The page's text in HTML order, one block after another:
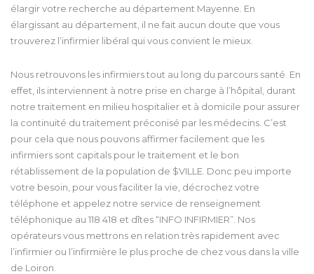
élargir votre recherche au département Mayenne. En
élargissant au département, il ne fait aucun doute que vous
trouverez l’infirmier libéral qui vous convient le mieux.
Nous retrouvons les infirmiers tout au long du parcours santé. En
effet, ils interviennent à notre prise en charge à l’hôpital, durant
notre traitement en milieu hospitalier et à domicile pour assurer
la continuité du traitement préconisé par les médecins. C’est
pour cela que nous pouvons affirmer facilement que les
infirmiers sont capitals pour le traitement et le bon
rétablissement de la population de $VILLE. Donc peu importe
votre besoin, pour vous faciliter la vie, décrochez votre
téléphone et appelez notre service de renseignement
téléphonique au 118 418 et dîtes “INFO INFIRMIER”. Nos
opérateurs vous mettrons en relation très rapidement avec
l’infirmier ou l’infirmière le plus proche de chez vous dans la ville
de Loiron.